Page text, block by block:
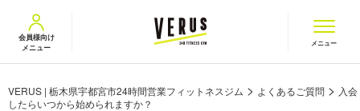
VERUS ヴェルス
会員様向け
メニュー
メニュー
VERUS | 栃木県宇都宮市24時間営業フィットネスジム > よくあるご質問 > 入会
したらいつから始められますか？